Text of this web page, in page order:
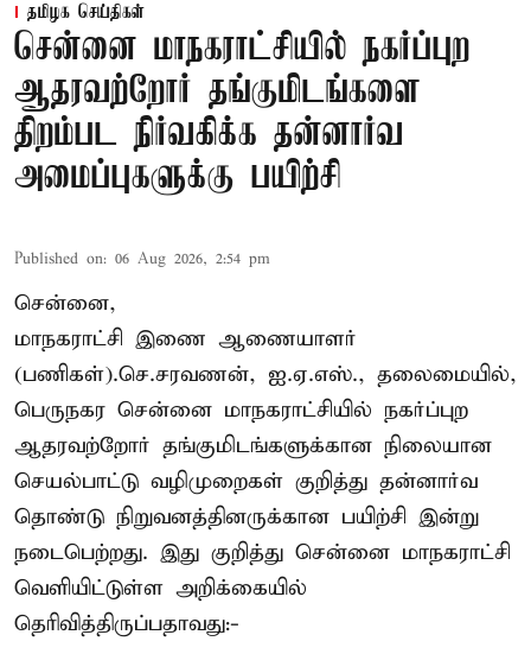
தமிழக செய்திகள்
சென்னை மாநகராட்சியில் நகர்ப்புற
ஆதரவற்றோர் தங்குமிடங்களை
திறம்பட நிர்வகிக்க தன்னார்வ
அமைப்புகளுக்கு பயிற்சி
Published on: 06 Aug 2026, 2:54 pm
சென்னை,
மாநகராட்சி இணை ஆணையாளர்
(பணிகள்).செ.சரவணன், ஐ.ஏ.எஸ்., தலைமையில்,
பெருநகர சென்னை மாநகராட்சியில் நகர்ப்புற
ஆதரவற்றோர் தங்குமிடங்களுக்கான நிலையான
செயல்பாட்டு வழிமுறைகள் குறித்து தன்னார்வ
தொண்டு நிறுவனத்தினருக்கான பயிற்சி இன்று
நடைபெற்றது. இது குறித்து சென்னை மாநகராட்சி
வெளியிட்டுள்ள அறிக்கையில்
தெரிவித்திருப்பதாவது:-